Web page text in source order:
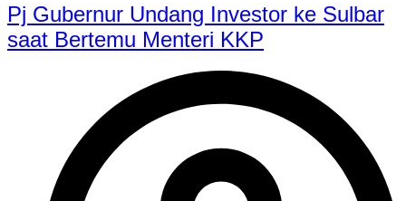
Pj Gubernur Undang Investor ke Sulbar
saat Bertemu Menteri KKP